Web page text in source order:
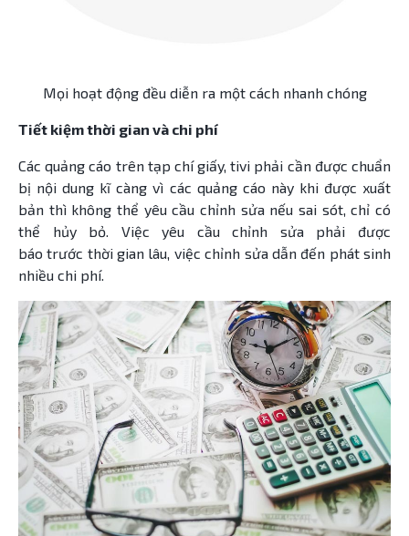
Mọi hoạt động đều diễn ra một cách nhanh chóng
Tiết kiệm thời gian và chi phí
Các quảng cáo trên tạp chí giấy, tivi phải cần được chuẩn
bị nội dung kĩ càng vì các quảng cáo này khi được xuất
bản thì không thể yêu cầu chỉnh sửa nếu sai sót, chỉ có
thể hủy bỏ. Việc yêu cầu chỉnh sửa phải được
báo trước thời gian lâu, việc chỉnh sửa dẫn đến phát sinh
nhiều chi phí.